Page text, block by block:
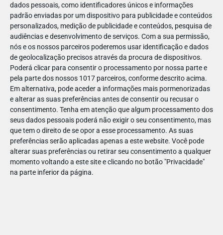
dados pessoais, como identificadores únicos e informações
padrão enviadas por um dispositivo para publicidade e conteúdos
personalizados, medição de publicidade e conteúdos, pesquisa de
audiências e desenvolvimento de serviços. Com a sua permissão,
nós e os nossos parceiros poderemos usar identificação e dados
de geolocalização precisos através da procura de dispositivos.
Poderá clicar para consentir o processamento por nossa parte e
pela parte dos nossos 1017 parceiros, conforme descrito acima.
Em alternativa, pode aceder a informações mais pormenorizadas
e alterar as suas preferências antes de consentir ou recusar o
consentimento. Tenha em atenção que algum processamento dos
seus dados pessoais poderá não exigir o seu consentimento, mas
que tem o direito de se opor a esse processamento. As suas
preferências serão aplicadas apenas a este website. Você pode
alterar suas preferências ou retirar seu consentimento a qualquer
momento voltando a este site e clicando no botão "Privacidade"
na parte inferior da página.
17
31515